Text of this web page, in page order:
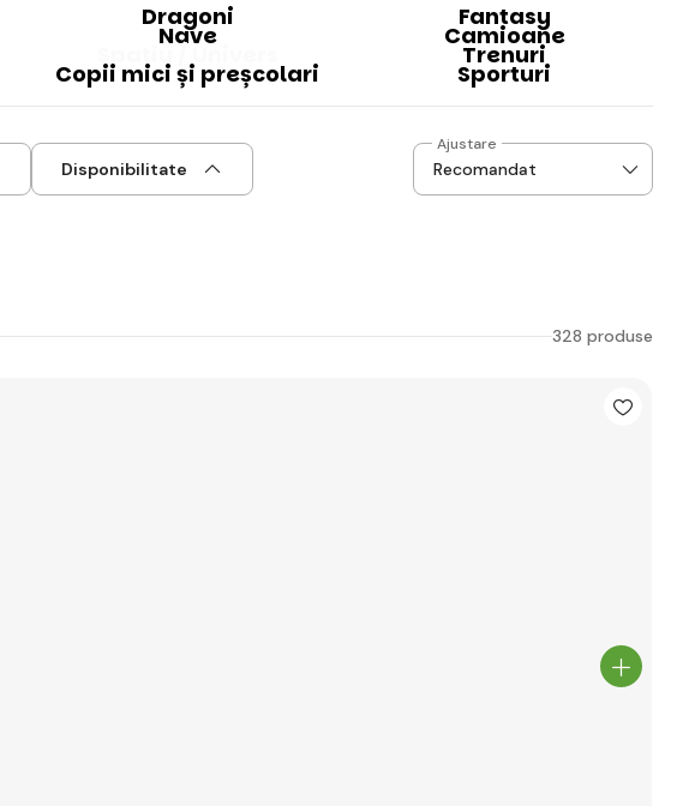
Dragoni Fantasy
Nave Camioane
Trenuri
Copii mici și preșcolari Sporturi
Disponibilitate
Ajustare
328 produse